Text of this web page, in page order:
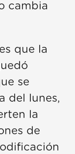
cambia
que la
se
del lunes,
la
de